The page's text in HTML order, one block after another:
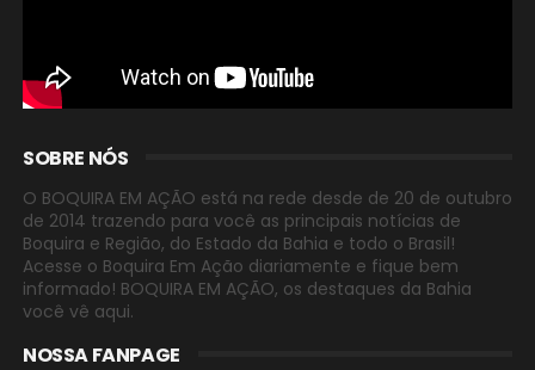
SOBRE NÓS
O BOQUIRA EM AÇÃO está na rede desde de 20 de outubro
de 2014 trazendo para você as principais notícias de
Boquira e Região, do Estado da Bahia e todo o Brasil!
Acesse o Boquira Em Ação diariamente e fique bem
informado! BOQUIRA EM AÇÃO, os destaques da Bahia
você vê aqui.
NOSSA FANPAGE